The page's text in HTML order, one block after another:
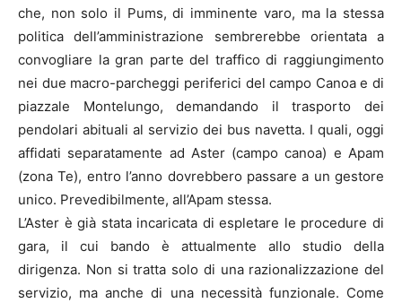
che, non solo il Pums, di imminente varo, ma la stessa
politica dell’amministrazione sembrerebbe orientata a
convogliare la gran parte del traffico di raggiungimento
nei due macro-parcheggi periferici del campo Canoa e di
piazzale Montelungo, demandando il trasporto dei
pendolari abituali al servizio dei bus navetta. I quali, oggi
affidati separatamente ad Aster (campo canoa) e Apam
(zona Te), entro l’anno dovrebbero passare a un gestore
unico. Prevedibilmente, all’Apam stessa.
L’Aster è già stata incaricata di espletare le procedure di
gara, il cui bando è attualmente allo studio della
dirigenza. Non si tratta solo di una razionalizzazione del
servizio, ma anche di una necessità funzionale. Come